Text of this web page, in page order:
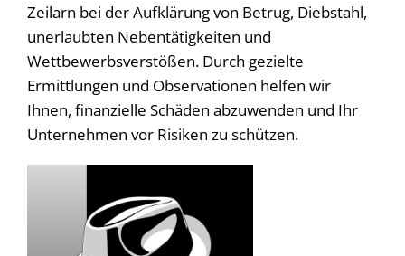
Zeilarn bei der Aufklärung von Betrug, Diebstahl,
unerlaubten Nebentätigkeiten und
Wettbewerbsverstößen. Durch gezielte
Ermittlungen und Observationen helfen wir
Ihnen, finanzielle Schäden abzuwenden und Ihr
Unternehmen vor Risiken zu schützen.